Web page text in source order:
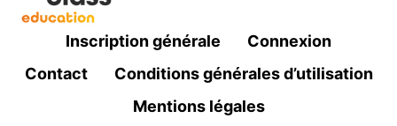
Inscription générale
Connexion
Contact
Conditions générales d’utilisation
Mentions légales